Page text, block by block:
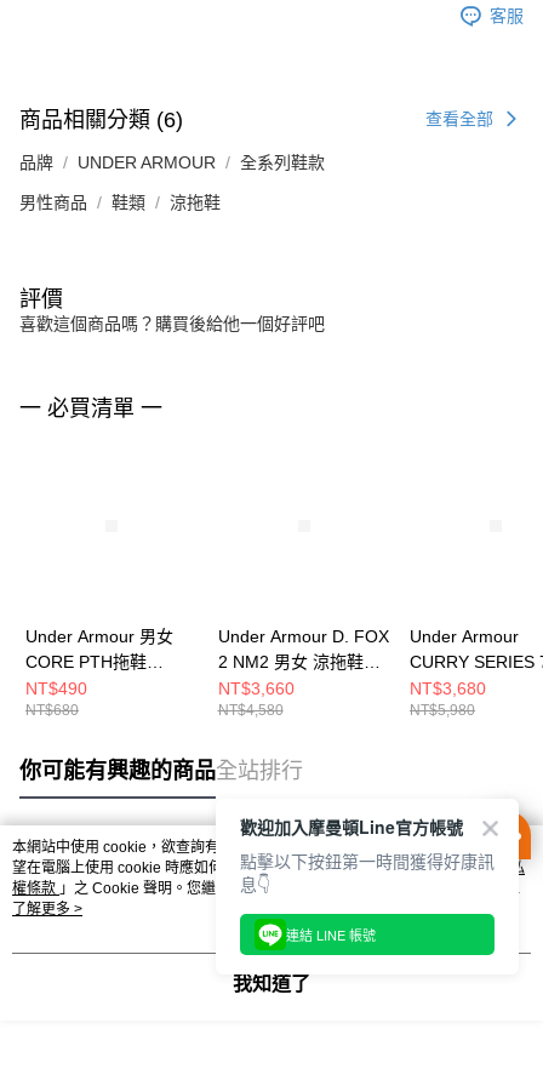
客服
商品相關分類 (6) 查看全部
品牌 UNDER ARMOUR 全系列鞋款
男性商品 鞋類 涼拖鞋
評價
喜歡這個商品嗎？購買後給他一個好評吧
一 必買清單 一
Under Armour 男女
CORE PTH拖鞋
3021286-400
NT$490
NT$680
Under Armour D. FOX
2 NM2 男女 涼拖鞋
6011189-001
NT$3,660
NT$4,580
Under Armour
CURRY SERIES
女 籃球鞋
390
NT$3,680
NT$5,980
你可能有興趣的商品全站排行
熱門標籤
本網站中使用 cookie，欲查詢有關本網站使用 cookie 方式之詳情，及若您不希
望在電腦上使用 cookie 時應如何變更電腦的 cookie 設定，請參閱本網站「
隱私
權條款 」之 Cookie 聲明。您繼續使用本網站即表示您同意本公司得按本網站使
用條款之 Cookie 聲明使用 cookie。
了解更多 >
我知道了
歡迎加入摩曼頓Line官方帳號
點擊以下按鈕第一時間獲得好康訊
息👇
連結 LINE 帳號